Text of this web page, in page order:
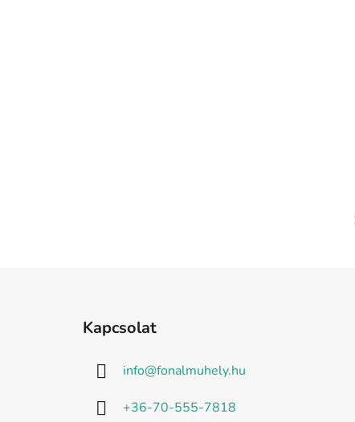
Kapcsolat
info@fonalmuhely.hu
+36-70-555-7818